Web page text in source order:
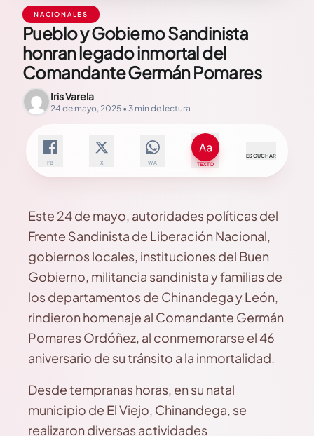
NACIONALES
Pueblo y Gobierno Sandinista
honran legado inmortal del
Comandante Germán Pomares
Iris Varela
24 de mayo, 2025 • 3 min de lectura
FB X WA TEXTO
ESCUCHAR
Este 24 de mayo, autoridades políticas del
Frente Sandinista de Liberación Nacional,
gobiernos locales, instituciones del Buen
Gobierno, militancia sandinista y familias de
los departamentos de Chinandega y León,
rindieron homenaje al Comandante Germán
Pomares Ordóñez, al conmemorarse el 46
aniversario de su tránsito a la inmortalidad.
Desde tempranas horas, en su natal
municipio de El Viejo, Chinandega, se
realizaron diversas actividades